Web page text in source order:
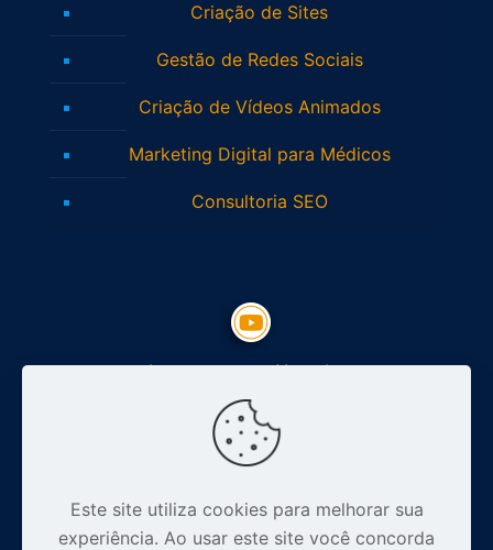
Criação de Sites
Gestão de Redes Sociais
Criação de Vídeos Animados
Marketing Digital para Médicos
Consultoria SEO
Inscreva-se no Youtube
Este site utiliza cookies para melhorar sua
experiência. Ao usar este site você concorda